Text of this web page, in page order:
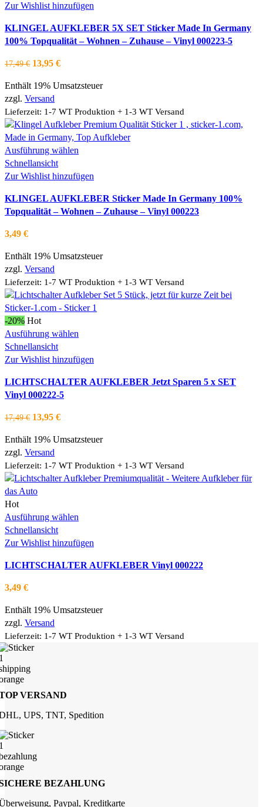
weist
Varianten
auf.
können
der
Produktseite
gewählt
Zur Wishlist hinzufügen
KLINGEL AUFKLEBER 5X SET Sticker Made In Germany
100% Topqualität – Wohnen – Zuhause – Vinyl 000223-5
17,49€ Ursprünglicher
war:
17,49 €
13,95 €Aktueller
ist:
Enthält 19% Umsatzsteuer
zzgl. Versand
Lieferzeit: 1-7 WT Produktion + 1-3 WT Versand
Ausführung wählen
weist
Varianten
auf.
können
der
Produktseite
gewählt
Schnellansicht
Zur Wishlist hinzufügen
KLINGEL AUFKLEBER Sticker Made In Germany 100%
Topqualität – Wohnen – Zuhause – Vinyl 000223
3,49 €
Enthält 19% Umsatzsteuer
zzgl. Versand
Lieferzeit: 1-7 WT Produktion + 1-3 WT Versand
-20% Hot
Ausführung wählen
weist
Varianten
können
der
Produktseite
Schnellansicht
Zur Wishlist hinzufügen
LICHTSCHALTER AUFKLEBER Jetzt Sparen 5 x SET
Vinyl 000222-5
17,49€ Ursprünglicher
war:
17,49 €
13,95 €Aktueller
ist:
Enthält 19% Umsatzsteuer
zzgl. Versand
Lieferzeit: 1-7 WT Produktion + 1-3 WT Versand
Hot
Ausführung wählen
weist
Varianten
Optionen
auf
Schnellansicht
Zur Wishlist hinzufügen
LICHTSCHALTER AUFKLEBER Vinyl 000222
3,49 €
Enthält 19% Umsatzsteuer
zzgl. Versand
Lieferzeit: 1-7 WT Produktion + 1-3 WT Versand
VERSAND
UPS, TNT, Spedition
BEZAHLUNG
Paypal, Kreditkarte